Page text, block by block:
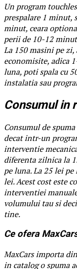
Un program
prespalare 1 minut,
minut, ceara
perii de 10-12
La 150 masini pe
economisite, adica
luna, poti spala cu
instalatia sau
Consumul in
Consumul de
decat intr-un
interventie
diferenta zilnica la
pe luna. La 25 lei
lei. Acest cost este
interventiei
volumului tau si
tine.
Ce ofera
MaxCars importa
in catalog o spuma